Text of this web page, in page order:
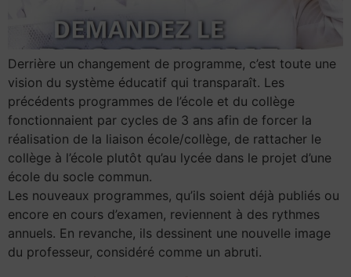
Derrière un changement de programme, c’est toute une
vision du système éducatif qui transparaît. Les
précédents programmes de l’école et du collège
fonctionnaient par cycles de 3 ans afin de forcer la
réalisation de la liaison école/collège, de rattacher le
collège à l’école plutôt qu’au lycée dans le projet d’une
école du socle commun.
Les nouveaux programmes, qu’ils soient déjà publiés ou
encore en cours d’examen, reviennent à des rythmes
annuels. En revanche, ils dessinent une nouvelle image
du professeur, considéré comme un abruti.